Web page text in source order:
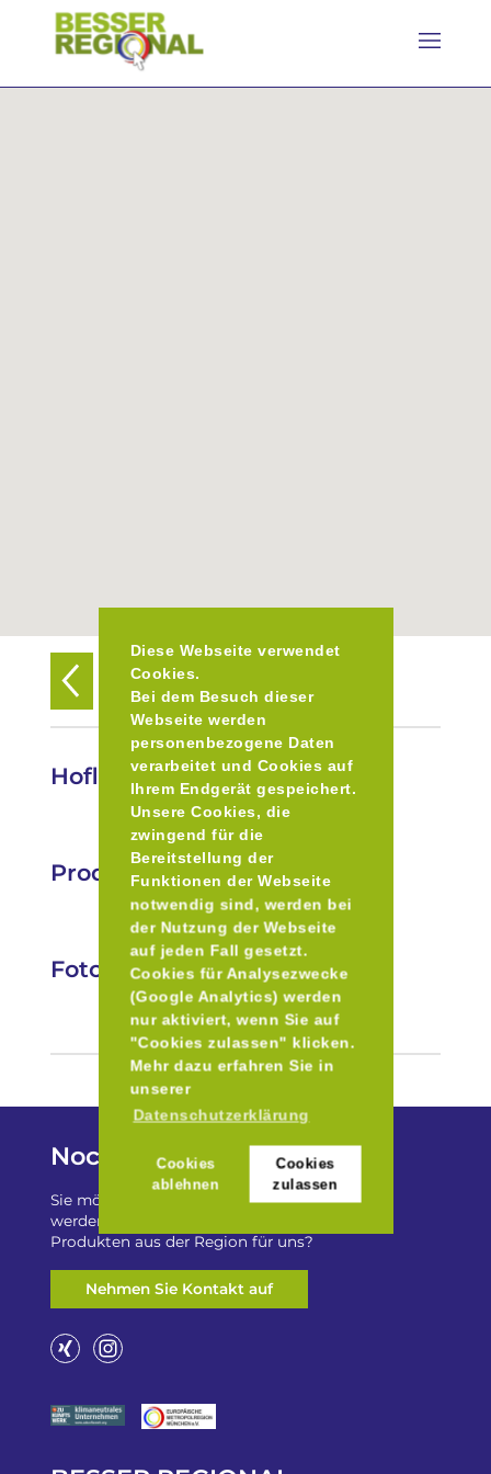
Diese Webseite verwendet
Cookies.
Bei dem Besuch dieser
Webseite werden
personenbezogene Daten
verarbeitet und Cookies auf
Ihrem Endgerät gespeichert.
Unsere Cookies, die
zwingend für die
Bereitstellung der
Funktionen der Webseite
notwendig sind, werden bei
der Nutzung der Webseite
auf jeden Fall gesetzt.
Cookies für Analysezwecke
(Google Analytics) werden
nur aktiviert, wenn Sie auf
"Cookies zulassen" klicken.
Mehr dazu erfahren Sie in
unserer
Datenschutzerklärung
Cookies
ablehnen
Cookies
zulassen
Zurück zur Übersicht
Hofladen Hubert Kraml
Produkte
Fotos
Noch Fragen?
Sie möchten auf „Besser Regional“ gelistet
werden? Oder haben Sie einen Freizeittip zu
Produkten aus der Region für uns?
Nehmen Sie Kontakt auf